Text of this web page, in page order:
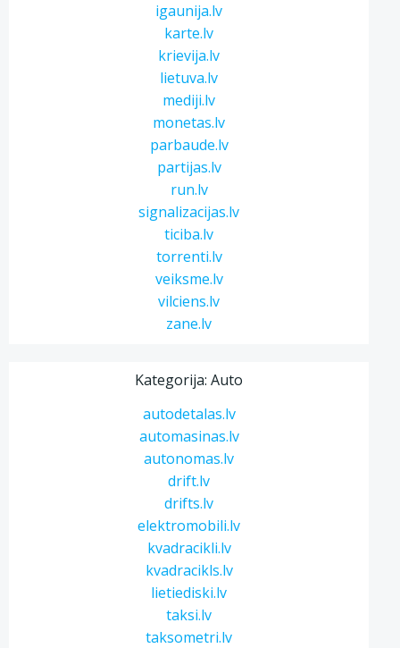
igaunija.lv
karte.lv
krievija.lv
lietuva.lv
mediji.lv
monetas.lv
parbaude.lv
partijas.lv
run.lv
signalizacijas.lv
ticiba.lv
torrenti.lv
veiksme.lv
vilciens.lv
zane.lv
Kategorija: Auto
autodetalas.lv
automasinas.lv
autonomas.lv
drift.lv
drifts.lv
elektromobili.lv
kvadracikli.lv
kvadracikls.lv
lietiediski.lv
taksi.lv
taksometri.lv